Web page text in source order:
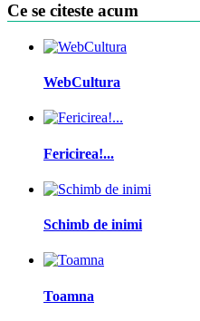
Ce se citeste acum
WebCultura
Fericirea!...
Schimb de inimi
Toamna